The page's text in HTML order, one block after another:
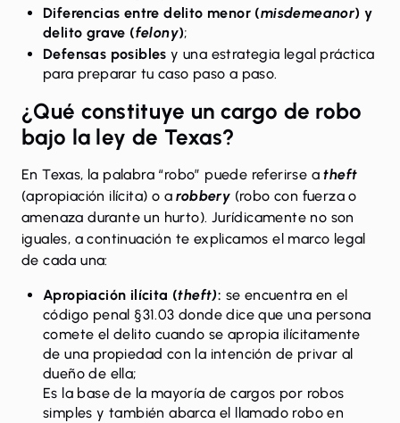
Diferencias entre delito menor (misdemeanor) y
delito grave (felony);
Defensas posibles y una estrategia legal práctica
para preparar tu caso paso a paso.
¿Qué constituye un cargo de robo
bajo la ley de Texas?
En Texas, la palabra “robo” puede referirse atheft
(apropiación ilícita) o arobbery (robo con fuerza o
amenaza durante un hurto). Jurídicamente no son
iguales, a continuación te explicamos el marco legal
de cada una:
Apropiación ilícita (theft): se encuentra en el
código penal §31.03 donde dice que una persona
comete el delito cuando se apropia ilícitamente
de una propiedad con la intención de privar al
dueño de ella;
Es la base de la mayoría de cargos por robos
simples y también abarca el llamado robo en